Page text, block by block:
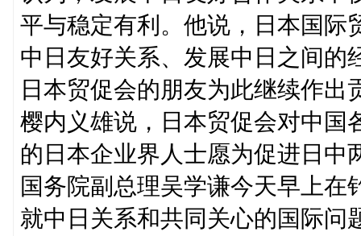
平与稳定有利。他说，日本国际
中日友好关系、发展中日之间的
日本贸促会的朋友为此继续作出
樱内义雄说，日本贸促会对中国
的日本企业界人士愿为促进日中
国务院副总理吴学谦今天早上
就中日关系和共同关心的国际问